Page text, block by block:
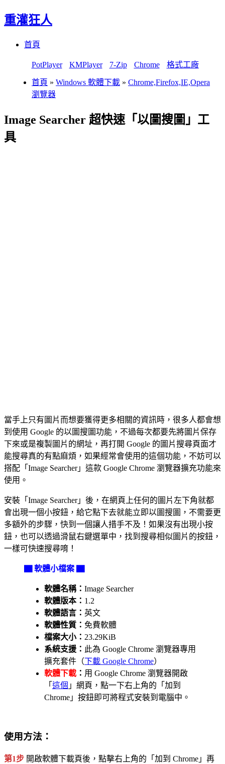
重灌狂人
首頁
PotPlayer KMPlayer 7-Zip Chrome 格式工廠
首頁 » Windows 軟體下載 » Chrome,Firefox,IE,Opera
瀏覽器
Image Searcher 超快速「以圖搜圖」工
具
當手上只有圖片而想要獲得更多相關的資訊時，很多人都會想
到使用 Google 的以圖搜圖功能，不過每次都要先將圖片保存
下來或是複製圖片的網址，再打開 Google 的圖片搜尋頁面才
能搜尋真的有點麻煩，如果經常會使用的這個功能，不妨可以
搭配「Image Searcher」這款 Google Chrome 瀏覽器擴充功能來
使用。
安裝「Image Searcher」後，在網頁上任何的圖片左下角就都
會出現一個小按鈕，給它點下去就能立即以圖搜圖，不需要更
多額外的步驟，快到一個讓人措手不及！如果沒有出現小按
鈕，也可以透過滑鼠右鍵選單中，找到搜尋相似圖片的按鈕，
一樣可快速搜尋唷！
▇ 軟體小檔案 ▇
軟體名稱： Image Searcher
軟體版本： 1.2
軟體語言： 英文
軟體性質： 免費軟體
檔案大小： 23.29KiB
系統支援： 此為 Google Chrome 瀏覽器專用
擴充套件（下載 Google Chrome）
軟體下載 ： 用 Google Chrome 瀏覽器開啟
「 這個 」網頁，點一下右上角的「加到
Chrome」按鈕即可將程式安裝到電腦中。
使用方法：
第1步 開啟軟體下載頁後，點擊右上角的「加到 Chrome」再